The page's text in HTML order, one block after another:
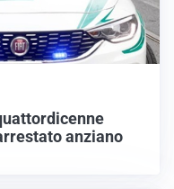
anziano